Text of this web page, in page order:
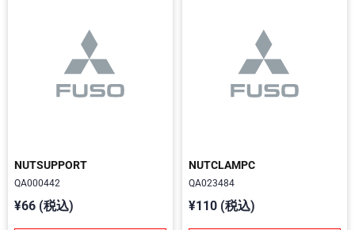
NUTSUPPORT
QA000442
¥66 (税込)
NUTCLAMPC
QA023484
¥110 (税込)